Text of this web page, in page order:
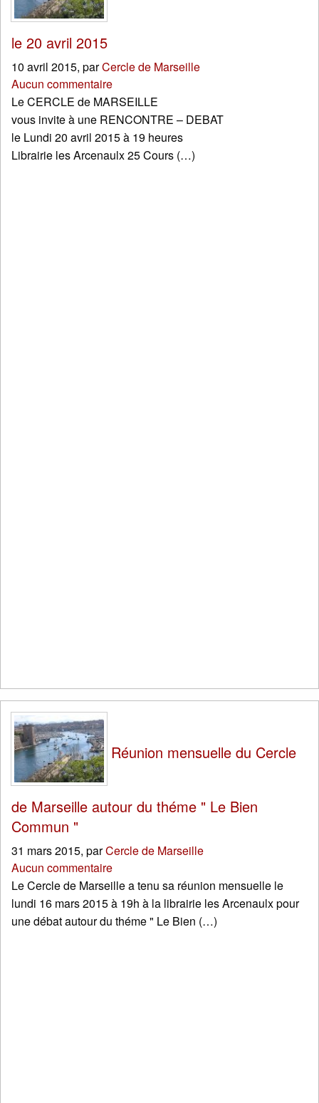
le 20 avril 2015
10 avril 2015, parCercle de Marseille
Aucun commentaire
Le CERCLE de MARSEILLE
vous invite à une RENCONTRE – DEBAT
le Lundi 20 avril 2015 à 19 heures
Librairie les Arcenaulx 25 Cours (…)
Réunion mensuelle du Cercle
de Marseille autour du théme " Le Bien
Commun "
31 mars 2015, parCercle de Marseille
Aucun commentaire
Le Cercle de Marseille a tenu sa réunion mensuelle le
lundi 16 mars 2015 à 19h à la librairie les Arcenaulx pour
une débat autour du théme " Le Bien (…)